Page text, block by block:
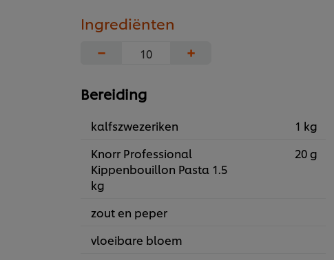
Ingrediënten
−
+
Bereiding
kalfszwezeriken
1 kg
Knorr Professional
Kippenbouillon Pasta 1.5
kg
20 g
zout en peper
vloeibare bloem